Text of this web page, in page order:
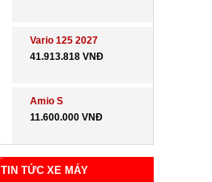
Vario 125 2027
41.913.818 VNĐ
Amio S
11.600.000 VNĐ
TIN TỨC XE MÁY